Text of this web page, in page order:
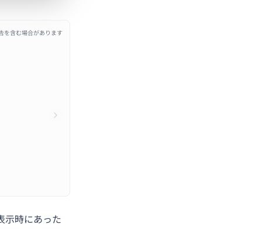
を含む場合があります
示時にあった